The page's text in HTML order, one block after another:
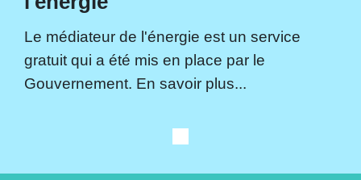
Le médiateur de l'énergie est un service
gratuit qui a été mis en place par le
Gouvernement. En savoir plus...